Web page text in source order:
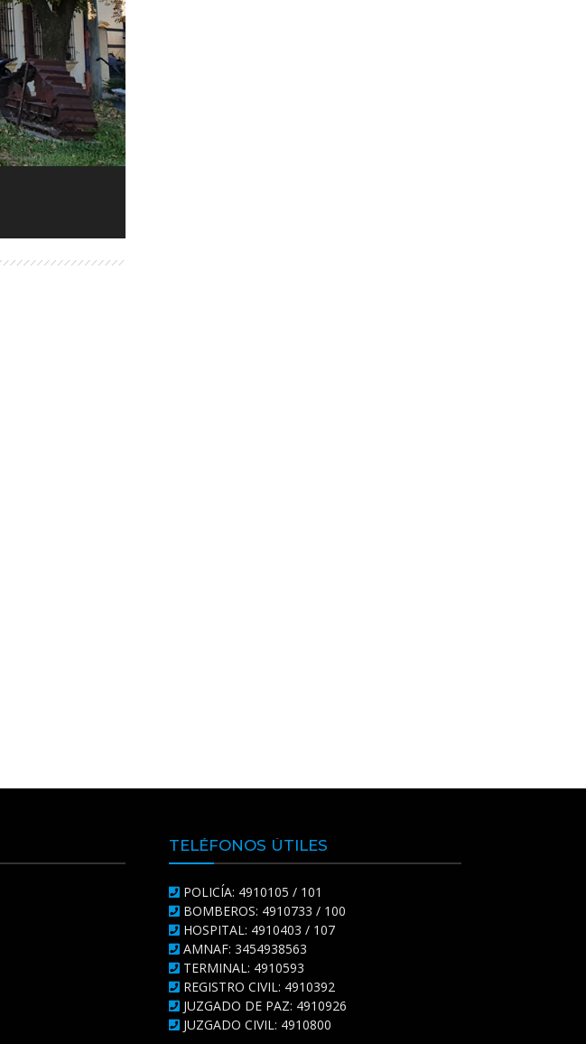
TELÉFONOS ÚTILES
POLICÍA: 4910105 / 101
BOMBEROS: 4910733 / 100
HOSPITAL: 4910403 / 107
AMNAF: 3454938563
TERMINAL: 4910593
REGISTRO CIVIL: 4910392
JUZGADO DE PAZ: 4910926
JUZGADO CIVIL: 4910800